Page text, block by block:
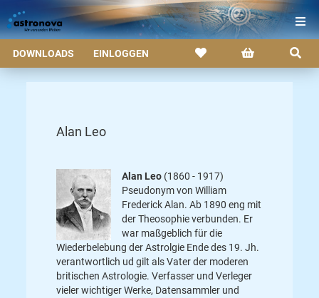
DOWNLOADS EINLOGGEN
Alan Leo
Alan Leo (1860 - 1917)
Pseudonym von William
Frederick Alan. Ab 1890 eng mit
der Theosophie verbunden. Er
war maßgeblich für die
Wiederbelebung der Astrolgie Ende des 19. Jh.
verantwortlich ud gilt als Vater der moderen
britischen Astrologie. Verfasser und Verleger
vieler wichtiger Werke, Datensammler und